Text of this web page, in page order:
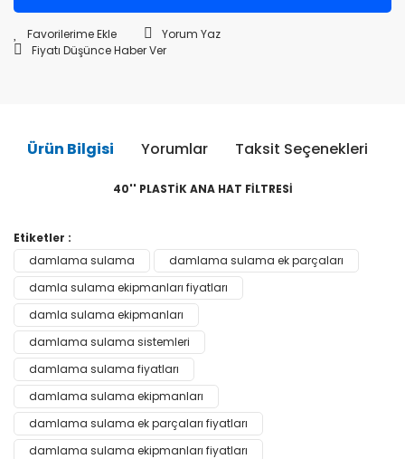
Yorum Yaz
Fiyatı Düşünce Haber Ver
Ürün Bilgisi Yorumlar Taksit Seçenekleri
40'' PLASTİK ANA HAT FİLTRESİ
Bu ürüne ilk yorumu siz yapın!
Yorum Yaz
Bu ürünün fiyat bilgisi, resim, ürün açıklamalarında ve diğer
konularda yetersiz gördüğünüz noktaları öneri formunu
kullanarak tarafımıza iletebilirsiniz.
Görüş ve önerileriniz için teşekkür ederiz.
Ürün resmi kalitesiz, bozuk veya görüntülenemiyor.
Ürün açıklamasında eksik bilgiler bulunuyor.
Ürün bilgilerinde hatalar bulunuyor.
Ürün fiyatı diğer sitelerden daha pahalı.
Bu ürüne benzer farklı alternatifler olmalı.
Etiketler :
damlama sulama
damlama sulama ek parçaları
damla sulama ekipmanları fiyatları
damla sulama ekipmanları
damlama sulama sistemleri
damlama sulama fiyatları
damlama sulama ekipmanları
damlama sulama ek parçaları fiyatları
damlama sulama ekipmanları fiyatları